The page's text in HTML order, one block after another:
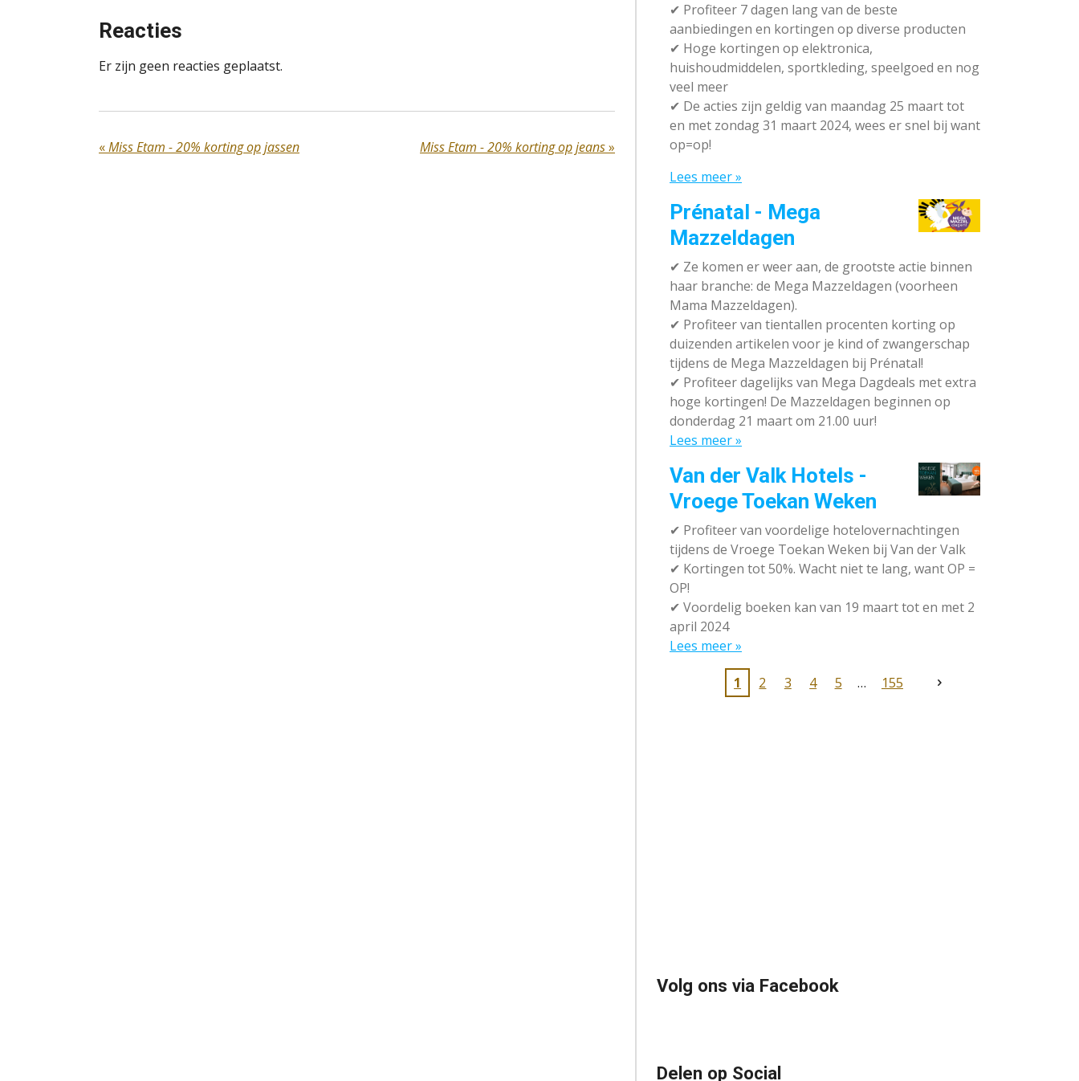
Reacties
Er zijn geen reacties geplaatst.
«Miss Etam - 20% korting op jassen Miss Etam - 20% korting op jeans»
✔ Profiteer 7 dagen lang van de beste
aanbiedingen en kortingen op diverse producten
✔ Hoge kortingen op elektronica,
huishoudmiddelen, sportkleding, speelgoed en nog
veel meer
✔ De acties zijn geldig van maandag 25 maart tot
en met zondag 31 maart 2024, wees er snel bij want
op=op!
Lees meer »
Prénatal - Mega
Mazzeldagen
✔ Ze komen er weer aan, de grootste actie binnen
haar branche: de Mega Mazzeldagen (voorheen
Mama Mazzeldagen).
✔ Profiteer van tientallen procenten korting op
duizenden artikelen voor je kind of zwangerschap
tijdens de Mega Mazzeldagen bij Prénatal!
✔ Profiteer dagelijks van Mega Dagdeals met extra
hoge kortingen! De Mazzeldagen beginnen op
donderdag 21 maart om 21.00 uur!
Lees meer »
Van der Valk Hotels -
Vroege Toekan Weken
✔ Profiteer van voordelige hotelovernachtingen
tijdens de Vroege Toekan Weken bij Van der Valk
✔ Kortingen tot 50%. Wacht niet te lang, want OP =
OP!
✔ Voordelig boeken kan van 19 maart tot en met 2
april 2024
Lees meer »
1 2 3 4 5 155
Volg ons via Facebook
Delen op Social